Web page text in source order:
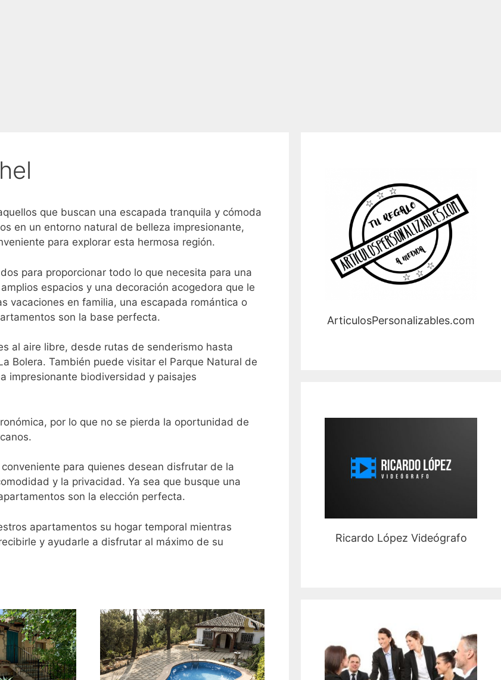
que buscan una escapada tranquila y cómoda
en un entorno natural de belleza impresionante,
para explorar esta hermosa región.
para proporcionar todo lo que necesita para una
espacios y una decoración acogedora que le
vacaciones en familia, una escapada romántica o
son la base perfecta.
al aire libre, desde rutas de senderismo hasta
Bolera. También puede visitar el Parque Natural de
impresionante biodiversidad y paisajes
por lo que no se pierda la oportunidad de
para quienes desean disfrutar de la
y la privacidad. Ya sea que busque una
son la elección perfecta.
apartamentos su hogar temporal mientras
y ayudarle a disfrutar al máximo de su
ArticulosPersonalizables.com
Ricardo López Videógrafo